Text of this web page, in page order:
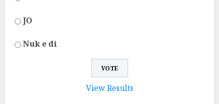
JO
Nuk e di
View Results